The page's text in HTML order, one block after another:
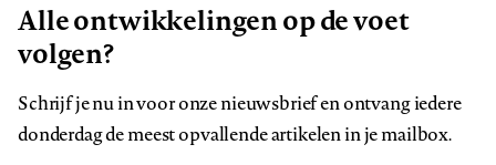
Alle ontwikkelingen op de voet
volgen?
Schrijf je nu in voor onze nieuwsbrief en ontvang iedere
donderdag de meest opvallende artikelen in je mailbox.